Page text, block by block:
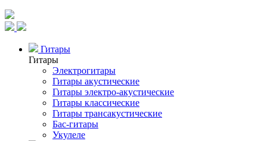
Гитары
Гитары
Электрогитары
Гитары акустические
Гитары электро-акустические
Гитары классические
Гитары трансакустические
Бас-гитары
Укулеле